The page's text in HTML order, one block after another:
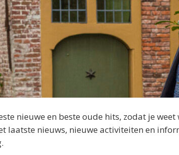
nieuwe en beste oude hits, zodat je weet
laatste nieuws, nieuwe activiteiten en